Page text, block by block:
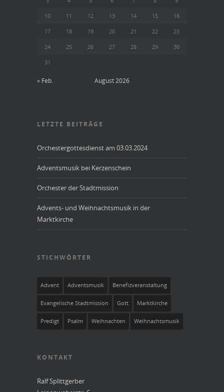
August 2026
« Feb.
10 11 12 13 14 15 16
17 18 19 20 21 22 23
24 25 26 27 28 29 30
31
LETZTE BEITRÄGE
Orchestergottesdienst am 03.03.2024
Adventsmusik bei Kerzenschein
Orchester der Stadtmission
Advents- und Weihnachtsmusik in der
Marktkirche
STICHWÖRTER
Advent Adventsmusik Benefizveranstaltung
Evangelische Stadtmission Gott Marktkirche
Predigt Psalm Weihnachten Weihnachtsmusik
KONTAKT
Ralf Splittgerber